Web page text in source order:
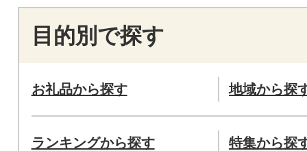
目的別で探す
お礼品から探す 地域から探
ランキングから探す 特集から探